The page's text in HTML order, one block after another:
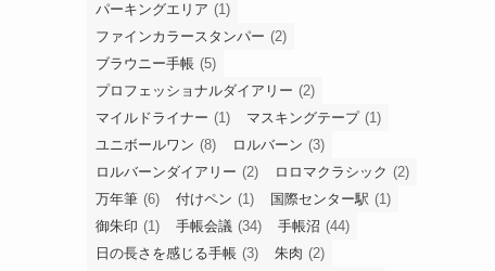
パーキングエリア (1)
ファインカラースタンパー (2)
ブラウニー手帳 (5)
プロフェッショナルダイアリー (2)
マイルドライナー (1) マスキングテープ (1)
ユニボールワン (8) ロルバーン (3)
ロルバーンダイアリー (2) ロロマクラシック (2)
万年筆 (6) 付けペン (1) 国際センター駅 (1)
御朱印 (1) 手帳会議 (34) 手帳沼 (44)
日の長さを感じる手帳 (3) 朱肉 (2)